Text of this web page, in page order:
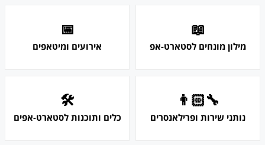
📖
מילון מונחים לסטארט-אפ
📅
אירועים ומיטאפים
👨🏻‍🔧
נותני שירות ופרילאנסרים
🛠
כלים ותוכנות לסטארט-אפים